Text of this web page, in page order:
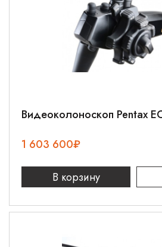
Видеоколоноскоп Pentax
1 603 600₽
В корзину